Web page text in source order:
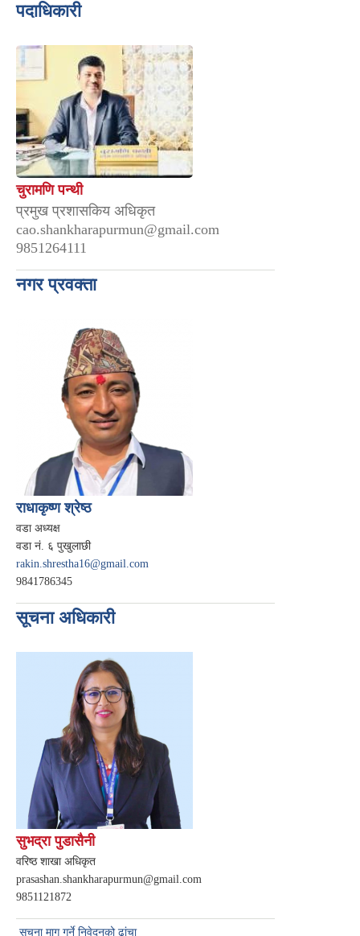
पदाधिकारी
चुरामणि पन्थी
प्रमुख प्रशासकिय अधिकृत
cao.shankharapurmun@gmail.com
9851264111
नगर प्रवक्ता
राधाकृष्ण श्रेष्ठ
वडा अध्यक्ष
वडा नं. ६ पुखुलाछी
rakin.shrestha16@gmail.com
9841786345
सूचना अधिकारी
सुभद्रा पुडासैनी
वरिष्ठ शाखा अधिकृत
prasashan.shankharapurmun@gmail.com
9851121872
सूचना माग गर्ने निवेदनको ढांचा